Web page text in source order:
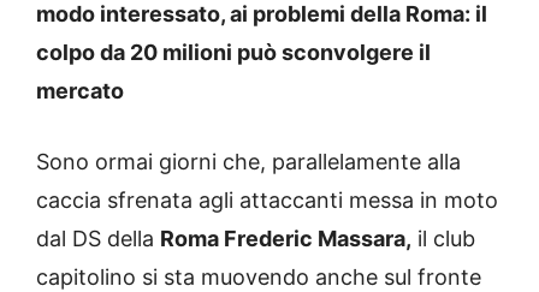
modo interessato, ai problemi della Roma: il
colpo da 20 milioni può sconvolgere il
mercato
Sono ormai giorni che, parallelamente alla
caccia sfrenata agli attaccanti messa in moto
dal DS della Roma Frederic Massara, il club
capitolino si sta muovendo anche sul fronte